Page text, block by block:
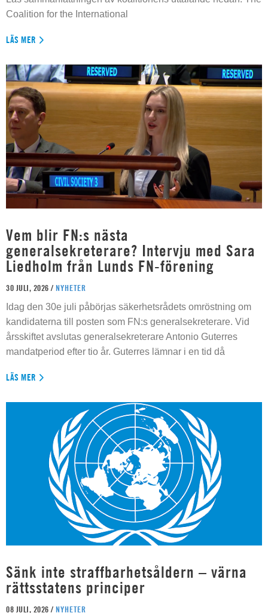
Coalition for the International
LÄS MER
Vem blir FN:s nästa
generalsekreterare? Intervju med Sara
Liedholm från Lunds FN-förening
30 JULI, 2026 / NYHETER
Idag den 30e juli påbörjas säkerhetsrådets omröstning om
kandidaterna till posten som FN:s generalsekreterare. Vid
årsskiftet avslutas generalsekreterare Antonio Guterres
mandatperiod efter tio år. Guterres lämnar i en tid då
LÄS MER
Sänk inte straffbarhetsåldern – värna
rättsstatens principer
08 JULI, 2026 / NYHETER